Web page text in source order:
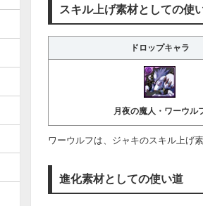
スキル上げ素材としての使
ドロップキャラ
月夜の魔人・ワーウル
ワーウルフは、ジャキのスキル上げ
進化素材としての使い道